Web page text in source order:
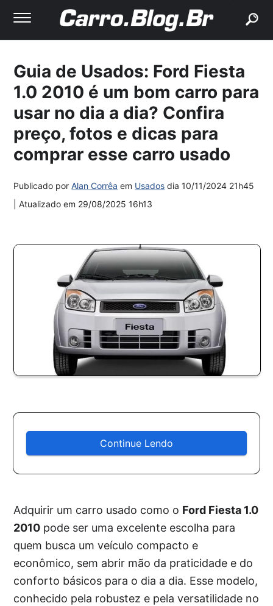
Guia de Usados: Ford Fiesta
1.0 2010 é um bom carro para
usar no dia a dia? Confira
preço, fotos e dicas para
comprar esse carro usado
Publicado porAlan Corrêa em Usados dia10/11/2024 21h45
| Atualizado em 29/08/2025 16h13
Continue Lendo
Adquirir um carro usado como o Ford Fiesta 1.0
2010 pode ser uma excelente escolha para
quem busca um veículo compacto e
econômico, sem abrir mão da praticidade e do
conforto básicos para o dia a dia. Esse modelo,
conhecido pela robustez e pela versatilidade no